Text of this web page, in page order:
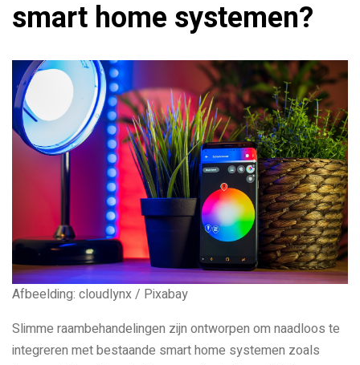
smart home systemen?
Afbeelding: cloudlynx / Pixabay
Slimme raambehandelingen zijn ontworpen om naadloos te
integreren met bestaande smart home systemen zoals